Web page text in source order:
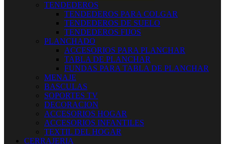
TENDEDEROS
TENDEDEROS PARA COLGAR
TENDEDEROS DE SUELO
TENDEDEROS FIJOS
PLANCHADO
ACCESORIOS PARA PLANCHAR
TABLA DE PLANCHAR
FUNDAS PARA TABLA DE PLANCHAR
MENAJE
BASCULAS
SOPORTES TV
DECORACION
ACCESORIOS HOGAR
ACCESORIOS INFANTILES
TEXTIL DEL HOGAR
CERRAJERIA